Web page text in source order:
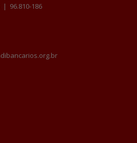
| 96.810-186